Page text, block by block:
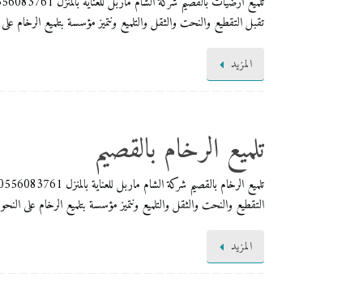
تقبل التقطيع والنحت والثقل والتلميع ونتميز مؤسسة بتلميع الرخام
المزيد
تلميع الرخام بالقصيم
التقطيع والنحت والثقل والتلميع ونتميز مؤسسة بتلميع الرخام على
المزيد